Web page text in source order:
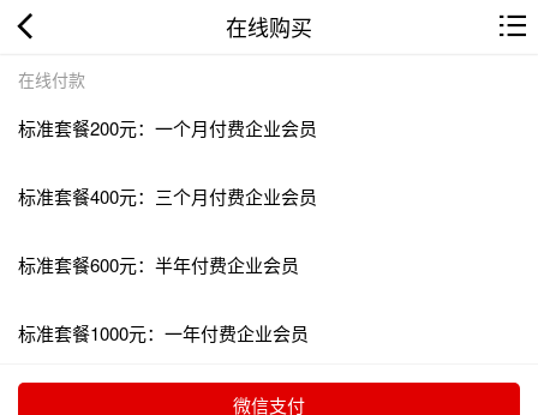
在线购买
在线付款
标准套餐200元：一个月付费企业会员
标准套餐400元：三个月付费企业会员
标准套餐600元：半年付费企业会员
标准套餐1000元：一年付费企业会员